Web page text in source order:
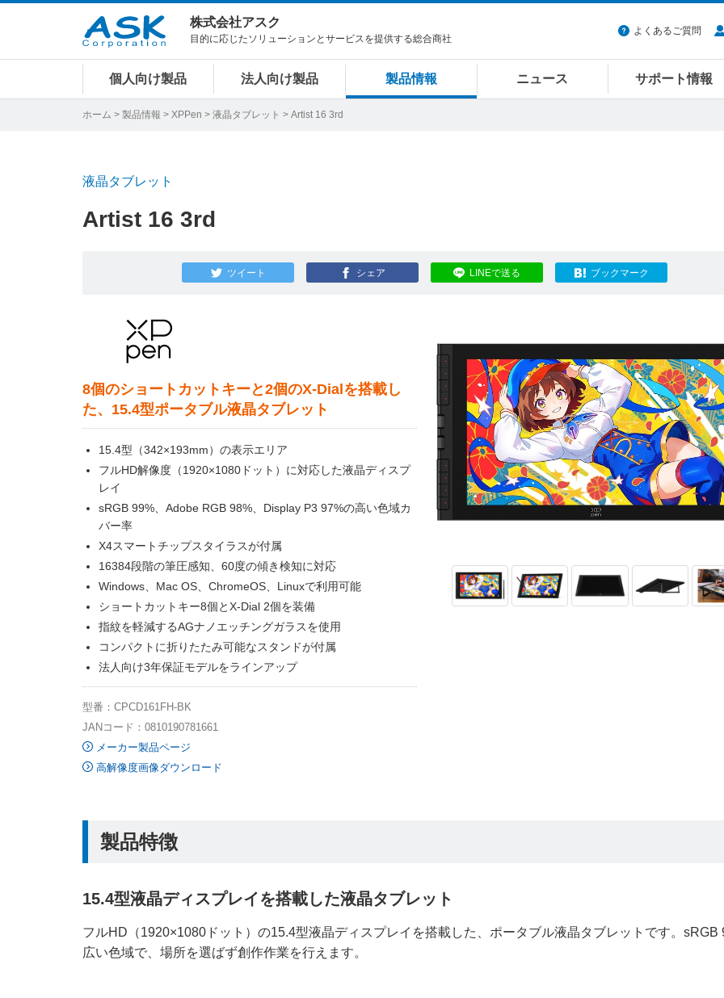
株式会社アスク
目的に応じたソリューションとサービスを提供する総合商社
よくあるご質問
個人向け製品 法人向け製品 製品情報 ニュース サポート情報
ホーム > 製品情報 > XPPen > 液晶タブレット > Artist 16 3rd
液晶タブレット
Artist 16 3rd
ツイート シェア LINEで送る ブックマーク
8個のショートカットキーと2個のX-Dialを搭載し
た、15.4型ポータブル液晶タブレット
15.4型（342×193mm）の表示エリア
フルHD解像度（1920×1080ドット）に対応した液晶ディスプ
レイ
sRGB 99%、Adobe RGB 98%、Display P3 97%の高い色域カ
バー率
X4スマートチップスタイラスが付属
16384段階の筆圧感知、60度の傾き検知に対応
Windows、Mac OS、ChromeOS、Linuxで利用可能
ショートカットキー8個とX-Dial 2個を装備
指紋を軽減するAGナノエッチングガラスを使用
コンパクトに折りたたみ可能なスタンドが付属
法人向け3年保証モデルをラインアップ
型番：CPCD161FH-BK
JANコード：0810190781661
メーカー製品ページ
高解像度画像ダウンロード
製品特徴
15.4型液晶ディスプレイを搭載した液晶タブレット
フルHD（1920×1080ドット）の15.4型液晶ディスプレイを搭載した、ポータブル液晶タブレットです。sRGB
広い色域で、場所を選ばず創作作業を行えます。